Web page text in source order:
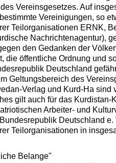
Vereinsgesetzes. Auf
Vereinigungen, so
Teilorganisationen ERNK,
Nachrichtenagentur),
den Gedanken der
die öffentliche Ordnung und
Deutschland
Geltungsbereich des
Verlag und Kurd-Ha sind
gilt auch für das Kurdistan-
Arbeiter- und
Deutschland
Teilorganisationen in
Belange"